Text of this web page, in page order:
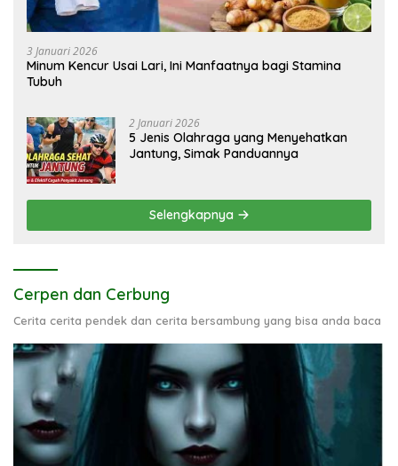
3 Januari 2026
Minum Kencur Usai Lari, Ini Manfaatnya bagi Stamina
Tubuh
2 Januari 2026
5 Jenis Olahraga yang Menyehatkan
Jantung, Simak Panduannya
Selengkapnya
Cerpen dan Cerbung
Cerita cerita pendek dan cerita bersambung yang bisa anda baca